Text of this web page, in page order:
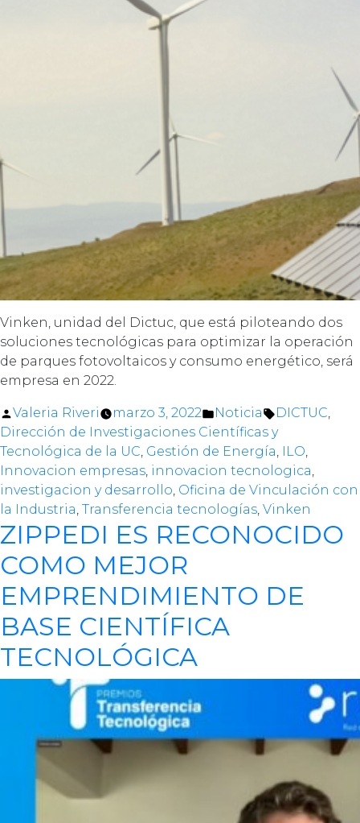
Vinken, unidad del Dictuc, que está piloteando dos
soluciones tecnológicas para optimizar la operación
de parques fotovoltaicos y consumo energético, será
empresa en 2022.
Posted
by
Valeria Riveri marzo 3, 2022
Posted
in
Noticia Tags:
DICTUC,
Dirección de Investigaciones Científicas y
Tecnológica de la UC, Gestión de Energía, ILO,
Innovacion empresas, innovacion tecnologica,
investigacion y desarrollo, Oficina de Vinculación con
la Industria, Transferencia tecnologías, Vinken
ZIPPEDI ES RECONOCIDO
COMO MEJOR
EMPRENDIMIENTO DE
BASE CIENTÍFICA
TECNOLÓGICA